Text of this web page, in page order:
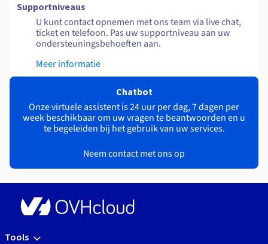
Supportniveaus
U kunt contact opnemen met ons team via live chat,
ticket en telefoon. Pas uw supportniveau aan uw
ondersteuningsbehoeften aan.
Meer informatie
Chatbot
Onze virtuele assistent is 24 uur per dag, 7 dagen per
week beschikbaar om uw vragen te beantwoorden en u
te begeleiden bij het gebruik van uw services.
Neem contact met ons op
Tools